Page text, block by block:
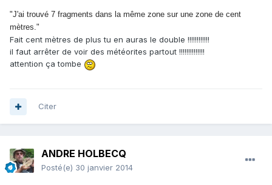
"J'ai trouvé 7 fragments dans la même zone sur une zone de cent
mètres."
Fait cent mètres de plus tu en auras le double !!!!!!!!!!!!
il faut arrêter de voir des météorites partout !!!!!!!!!!!!!!
attention ça tombe
Citer
ANDRE HOLBECQ
Posté(e) 30 janvier 2014